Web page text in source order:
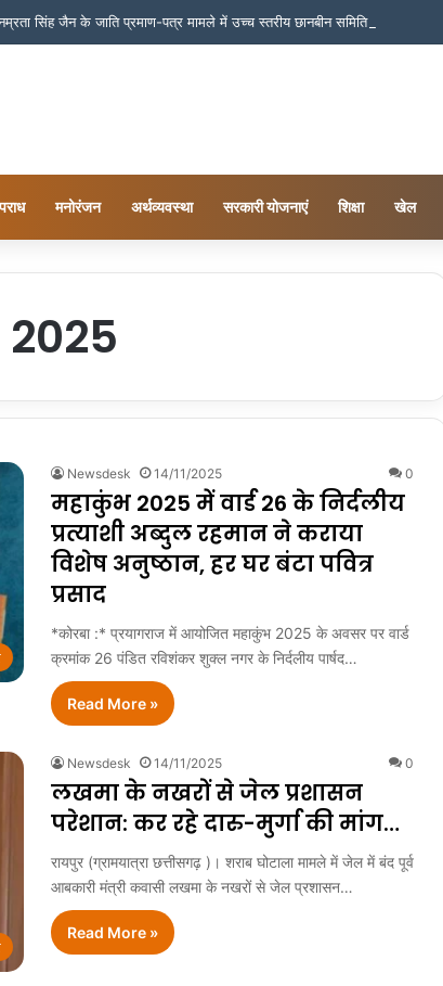
सिंह जैन के जाति प्रमाण-पत्र मामले में उच्च स्तरीय छानबीन समिति के समक्ष सुनवाई
मनोरंजन अर्थव्यवस्था सरकारी योजनाएं शिक्षा खेल
Newsdesk 14/11/2025 0
महाकुंभ 2025 में वार्ड 26 के निर्दलीय
प्रत्याशी अब्दुल रहमान ने कराया
विशेष अनुष्ठान, हर घर बंटा पवित्र
प्रसाद
*कोरबा :* प्रयागराज में आयोजित महाकुंभ 2025 के अवसर पर वार्ड
क्रमांक 26 पंडित रविशंकर शुक्ल नगर के निर्दलीय पार्षद…
Read More »
Newsdesk 14/11/2025 0
लखमा के नखरों से जेल प्रशासन
परेशान: कर रहे दारु-मुर्गा की मांग…
रायपुर (ग्रामयात्रा छत्तीसगढ़ )। शराब घोटाला मामले में जेल में बंद पूर्व
आबकारी मंत्री कवासी लखमा के नखरों से जेल प्रशासन…
Read More »